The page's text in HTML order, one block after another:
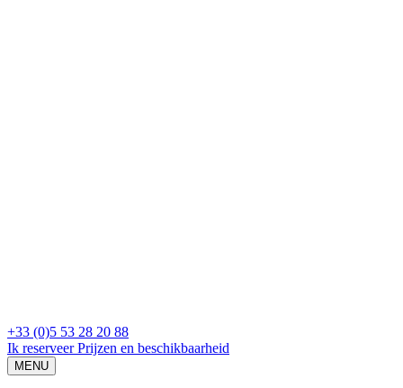
+33 (0)5 53 28 20 88
Ik reserveer Prijzen en beschikbaarheid
MENU